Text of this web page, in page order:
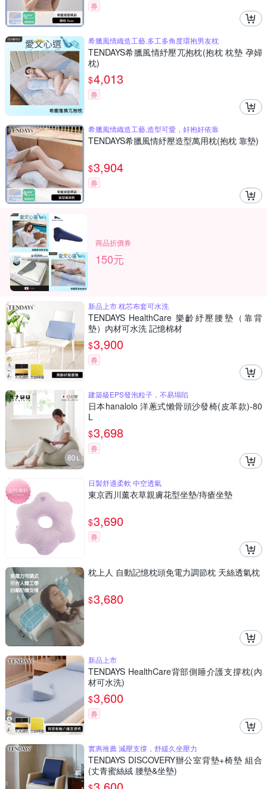
券
希臘風情織造工藝,多工多角度環抱男友枕
TENDAYS希臘風情紓壓兀抱枕(抱枕 枕墊 孕婦
枕)
$4,013
券
希臘風情織造工藝,造型可愛，好抱好依靠
TENDAYS希臘風情紓壓造型萬用枕(抱枕 靠墊)
$3,904
券
商品折價券
150元
新品上市 枕芯布套可水洗
TENDAYS HealthCare 樂齡紓壓腰墊（靠背
墊）內材可水洗 記憶棉材
$3,900
券
建築級EPS發泡粒子，不易塌陷
日本hanalolo 洋蔥式懶骨頭沙發椅(皮革款)-80
L
$3,698
券
日製舒適柔軟 中空透氣
東京西川薰衣草親膚花型坐墊/痔瘡坐墊
$3,690
券
枕上人 自動記憶枕頭免電力調節枕 天絲透氣枕
$3,680
新品上市
TENDAYS HealthCare背部側睡介護支撐枕(內
材可水洗)
$3,600
券
實惠推薦 減壓支撐，舒緩久坐壓力
TENDAYS DISCOVERY辦公室背墊+椅墊 組合
(丈青蜜絲絨 腰墊&坐墊)